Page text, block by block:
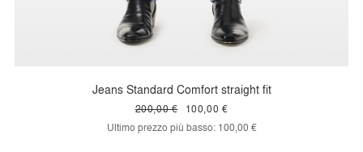
Jeans Standard Comfort straight fit
100,00 €
200,00 €
Ultimo prezzo più basso: 100,00 €